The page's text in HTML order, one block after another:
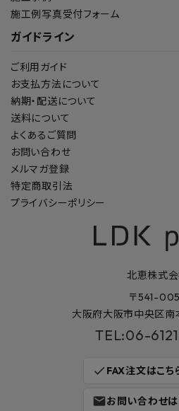
施工例写真受付フォーム
ガイドライン
ご利用ガイド
お支払方法について
納期・配送について
送料について
よくあるご質問
お問い合わせ
メルマガ登録
特定商取引法
プライバシーポリシー
北恵株式
〒541-
大阪府大阪市中央区
TEL:06-
check FAX注文はこち
mailお問い合わせは